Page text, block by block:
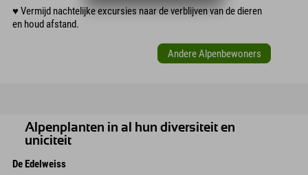
♥︎ Vermijd nachtelijke excursies naar de verblijven van de dieren
en houd afstand.
Andere Alpenbewoners
Alpenplanten in al hun diversiteit en
uniciteit
De Edelweiss